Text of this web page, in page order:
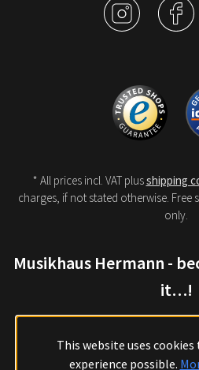
* All prices incl. VAT plusshipping
charges, if not stated otherwise. Free
only.
Musikhaus Hermann -
it…!
This website uses
experience possible.